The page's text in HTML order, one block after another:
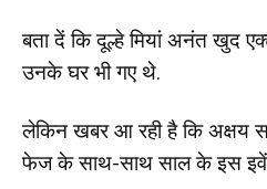
बता दें कि दूल्हे मियां अनंत खुद
उनके घर भी गए थे.
लेकिन खबर आ रही है कि अक्षय
फेज के साथ-साथ साल के इस इवेंट